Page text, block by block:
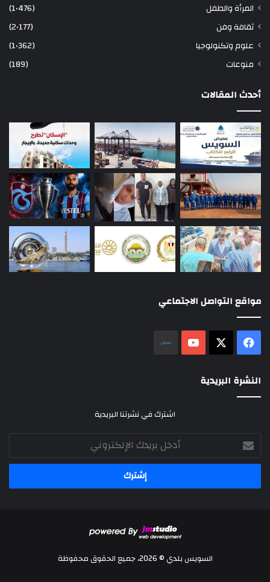
المرأة والطفل
(1٬476)
ثقافة وفن
(2٬177)
علوم وتكنولوجيا
(1٬362)
منوعات
(189)
أحدث المقالات
مواقع التواصل الاجتماعي
فيسبوك ‫YouTube
النشرة البريدية
اشترك في نشرتنا البريدية
أدخل
بريدك
الإلكتروني
السويس بلدي © 2026، جميع الحقوق محفوظة